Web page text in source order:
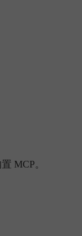
MCP。